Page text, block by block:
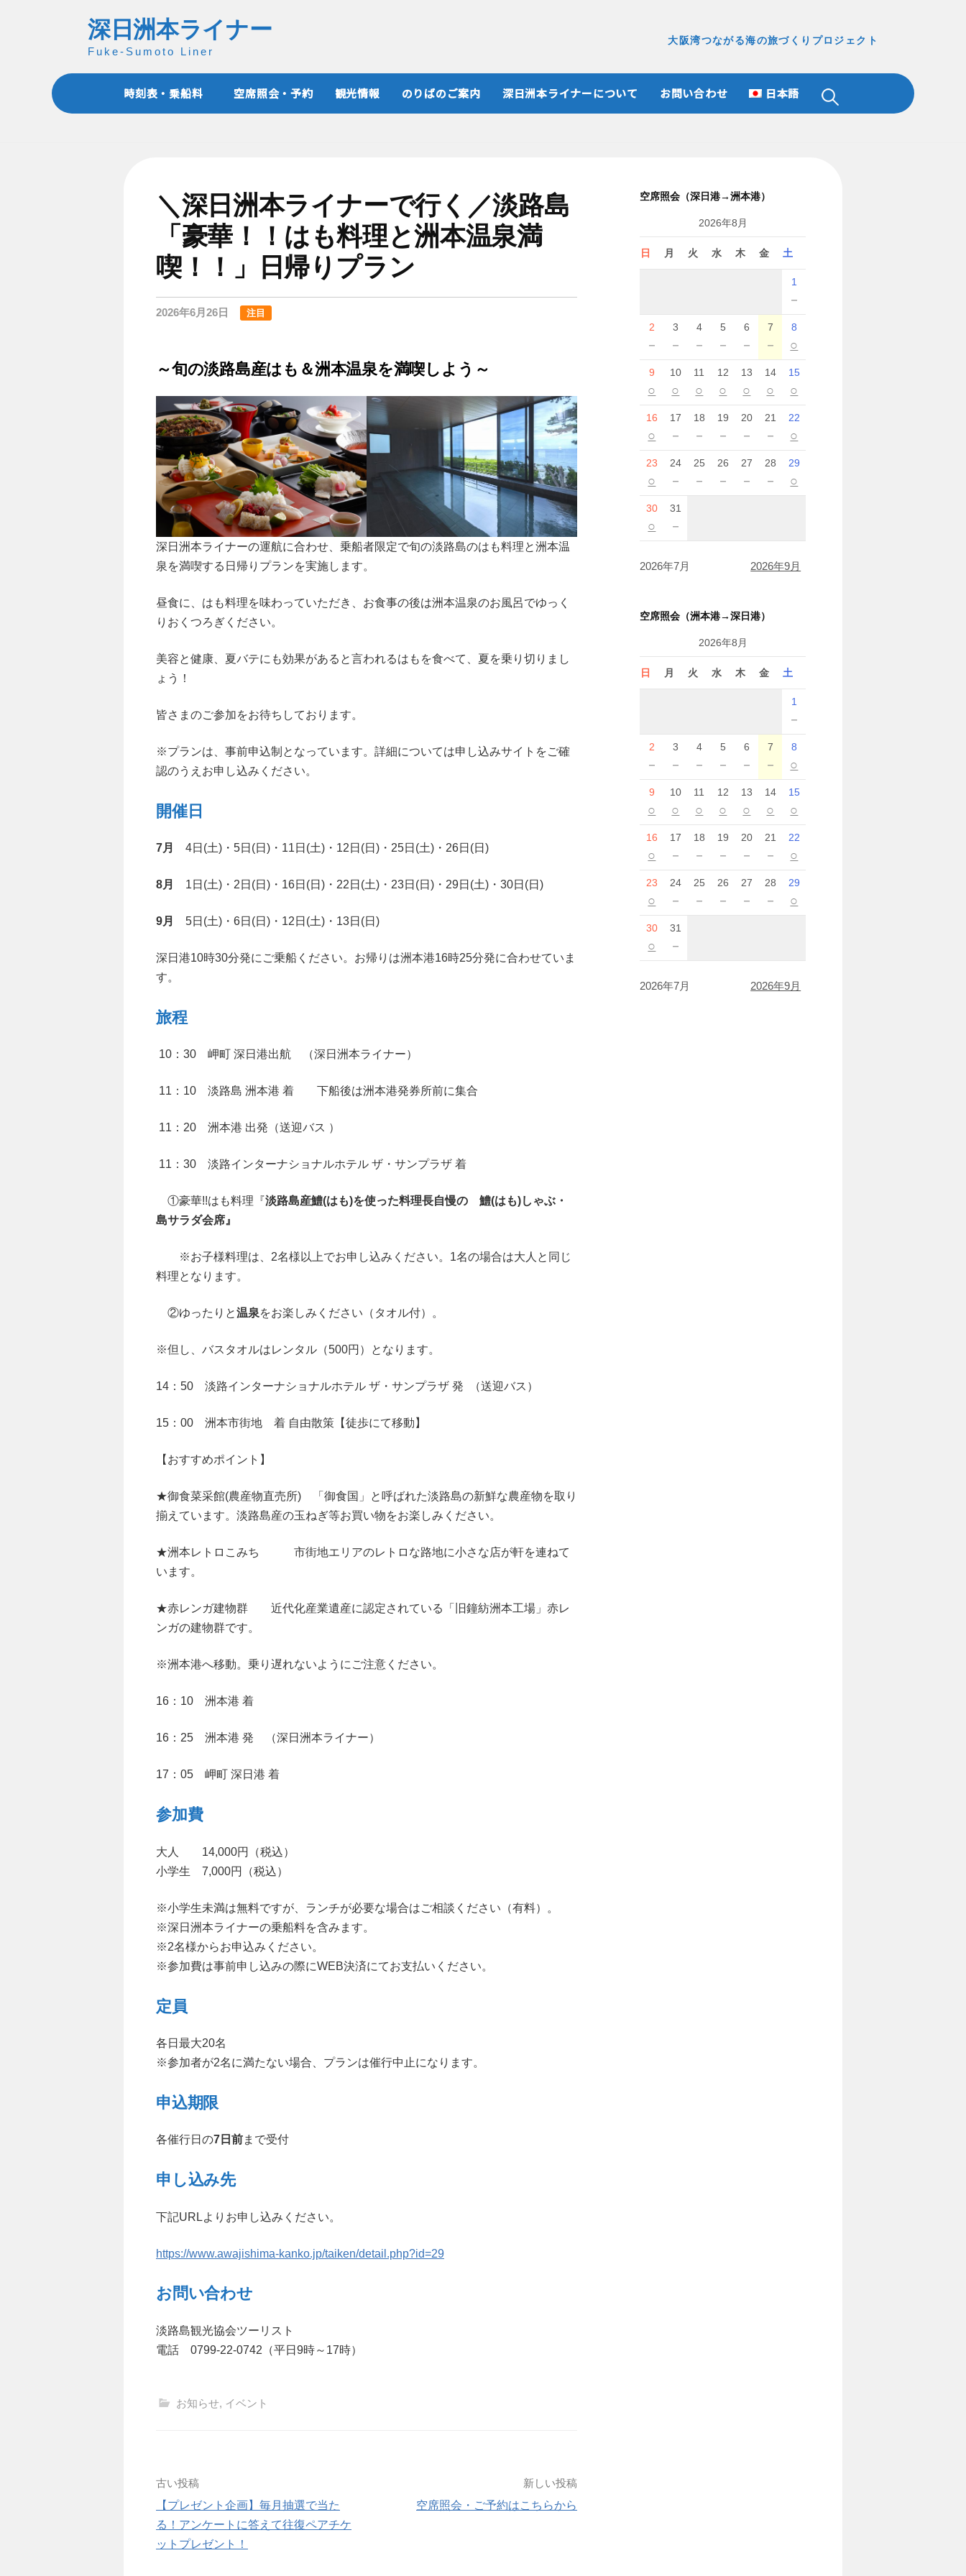
深日洲本ライナー
Fuke-Sumoto Liner
大阪湾つながる海の旅づくりプロジェクト
時刻表・乗船料 空席照会・予約 観光情報 のりばのご案内 深日洲本ライナーについて お問い合わせ 日本語
検
＼深日洲本ライナーで行く／淡路島
「豪華！！はも料理と洲本温泉満
喫！！」日帰りプラン
2026年6月26日 注目
～旬の淡路島産はも＆洲本温泉を満喫しよう～
深日洲本ライナーの運航に合わせ、乗船者限定で旬の淡路島のはも料理と洲本温
泉を満喫する日帰りプランを実施します。
昼食に、はも料理を味わっていただき、お食事の後は洲本温泉のお風呂でゆっく
りおくつろぎください。
美容と健康、夏バテにも効果があると言われるはもを食べて、夏を乗り切りまし
ょう！
皆さまのご参加をお待ちしております。
※プランは、事前申込制となっています。詳細については申し込みサイトをご確
認のうえお申し込みください。
開催日
7月 4日(土)・5日(日)・11日(土)・12日(日)・25日(土)・26日(日)
8月 1日(土)・2日(日)・16日(日)・22日(土)・23日(日)・29日(土)・30日(日)
9月 5日(土)・6日(日)・12日(土)・13日(日)
深日港10時30分発にご乗船ください。お帰りは洲本港16時25分発に合わせていま
す。
旅程
10：30 岬町 深日港出航 （深日洲本ライナー）
11：10 淡路島 洲本港 着 下船後は洲本港発券所前に集合
11：20 洲本港 出発（送迎バス ）
11：30 淡路インターナショナルホテル ザ・サンプラザ 着
①豪華!!はも料理『淡路島産鱧(はも)を使った料理長自慢の 鱧(はも)しゃぶ・
島サラダ会席』
※お子様料理は、2名様以上でお申し込みください。1名の場合は大人と同じ
料理となります。
②ゆったりと温泉をお楽しみください（タオル付）。
※但し、バスタオルはレンタル（500円）となります。
14：50 淡路インターナショナルホテル ザ・サンプラザ 発 （送迎バス）
15：00 洲本市街地 着 自由散策【徒歩にて移動】
【おすすめポイント】
★御食菜采館(農産物直売所) 「御食国」と呼ばれた淡路島の新鮮な農産物を取り
揃えています。淡路島産の玉ねぎ等お買い物をお楽しみください。
★洲本レトロこみち 市街地エリアのレトロな路地に小さな店が軒を連ねて
います。
★赤レンガ建物群 近代化産業遺産に認定されている「旧鐘紡洲本工場」赤レ
ンガの建物群です。
※洲本港へ移動。乗り遅れないようにご注意ください。
16：10 洲本港 着
16：25 洲本港 発 （深日洲本ライナー）
17：05 岬町 深日港 着
参加費
大人 14,000円（税込）
小学生 7,000円（税込）
※小学生未満は無料ですが、ランチが必要な場合はご相談ください（有料）。
※深日洲本ライナーの乗船料を含みます。
※2名様からお申込みください。
※参加費は事前申し込みの際にWEB決済にてお支払いください。
定員
各日最大20名
※参加者が2名に満たない場合、プランは催行中止になります。
申込期限
各催行日の7日前まで受付
申し込み先
下記URLよりお申し込みください。
https://www.awajishima-kanko.jp/taiken/detail.php?id=29
お問い合わせ
淡路島観光協会ツーリスト
電話 0799-22-0742（平日9時～17時）
お知らせ, イベント
投
稿
ナ
古い投稿
【プレゼント企画】毎月抽選で当た
る！アンケートに答えて往復ペアチケ
ットプレゼント！
新しい投稿
空席照会・ご予約はこちらから
空席照会（深日港→洲本港）
2026年8月
日 月 火 水 木 金 土
1
－
2
－
3
－
4
－
5
－
6
－
7
－
8
○
9
○
10
○
11
○
12
○
13
○
14
○
15
○
16
○
17
－
18
－
19
－
20
－
21
－
22
○
23
○
24
－
25
－
26
－
27
－
28
－
29
○
30
○
31
－
2026年7月 2026年9月
空席照会（洲本港→深日港）
2026年8月
日 月 火 水 木 金 土
1
－
2
－
3
－
4
－
5
－
6
－
7
－
8
○
9
○
10
○
11
○
12
○
13
○
14
○
15
○
16
○
17
－
18
－
19
－
20
－
21
－
22
○
23
○
24
－
25
－
26
－
27
－
28
－
29
○
30
○
31
－
2026年7月 2026年9月